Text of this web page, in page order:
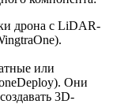
дрона с LiDAR-
или
Они
3D-